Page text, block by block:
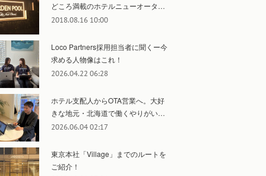
どころ満載のホテルニューオータ…
2018.08.16 10:00
Loco Partners採用担当者に聞くー今
求める人物像はこれ！
2026.04.22 06:28
ホテル支配人からOTA営業へ。大好
きな地元・北海道で働くやりがい…
2026.06.04 02:17
東京本社「Village」までのルートを
ご紹介！